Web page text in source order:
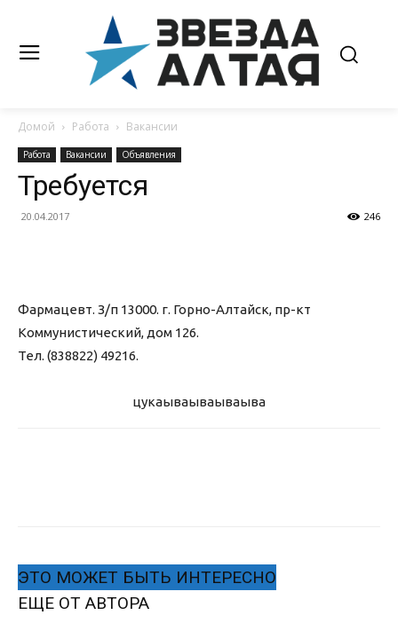
Домой Работа Вакансии
Работа Вакансии Объявления
Требуется
20.04.2017 246
Фармацевт. З/п 13000. г. Горно-Алтайск, пр-кт
Коммунистический, дом 126.
Тел. (838822) 49216.
цукаываываываыва
ЭТО МОЖЕТ БЫТЬ ИНТЕРЕСНО
ЕЩЕ ОТ АВТОРА